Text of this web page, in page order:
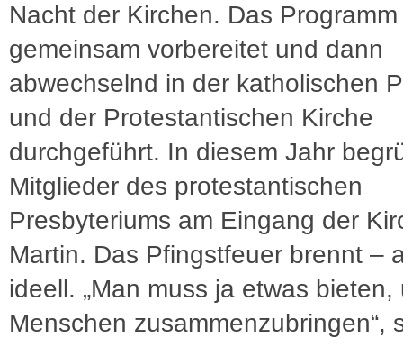
Nacht der Kirchen. Das
gemeinsam vorbereitet und dann
abwechselnd in der katholischen
und der Protestantischen Kirche
durchgeführt. In diesem Jahr
Mitglieder des protestantischen
Presbyteriums am Eingang der
Martin. Das Pfingstfeuer brennt –
ideell. „Man muss ja etwas bieten,
Menschen zusammenzubringen“,